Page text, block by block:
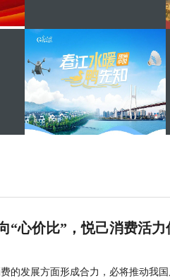
“心价比”，悦己消费活力
的发展方面形成合力，必将推动我